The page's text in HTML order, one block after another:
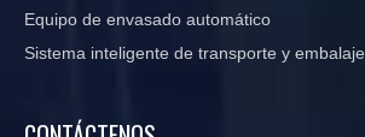
Equipo de envasado automático
Sistema inteligente de transporte y embalaje